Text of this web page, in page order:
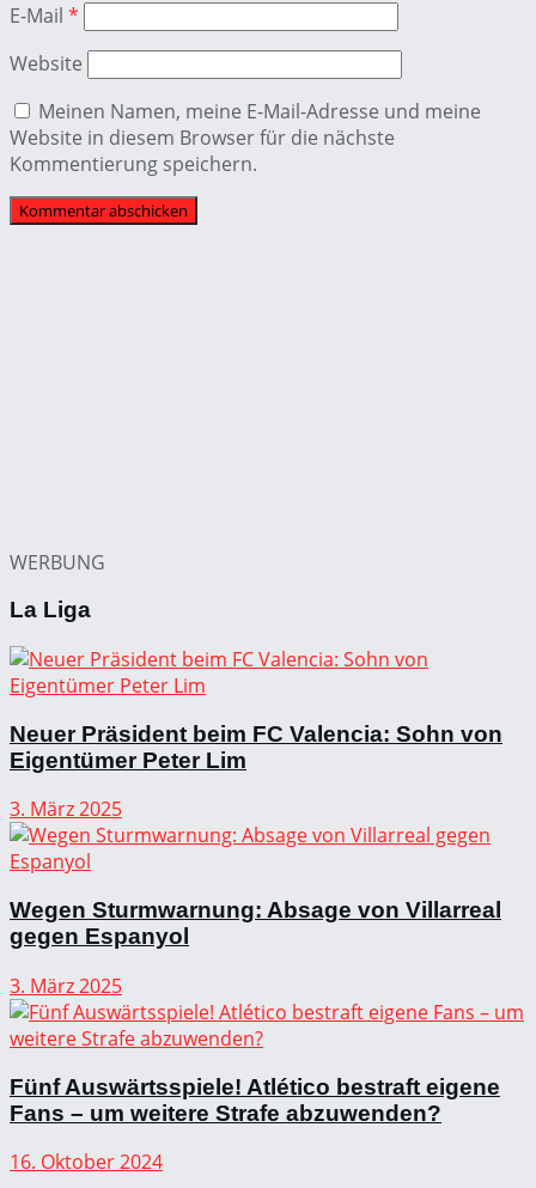
E-Mail *
Website
Meinen Namen, meine E-Mail-Adresse und meine
Website in diesem Browser für die nächste
Kommentierung speichern.
WERBUNG
La Liga
Neuer Präsident beim FC Valencia: Sohn von
Eigentümer Peter Lim
3. März 2025
Wegen Sturmwarnung: Absage von Villarreal
gegen Espanyol
3. März 2025
Fünf Auswärtsspiele! Atlético bestraft eigene
Fans – um weitere Strafe abzuwenden?
16. Oktober 2024